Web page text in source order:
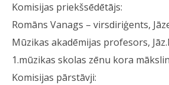
Komisijas priekšsēdētājs:
Romāns Vanags – virsdiriģents,
Mūzikas akadēmijas profesors,
1.mūzikas skolas zēnu kora
Komisijas pārstāvji: